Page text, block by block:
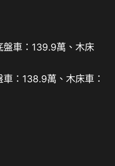
盤車：139.9萬、木床
：138.9萬、木床車：